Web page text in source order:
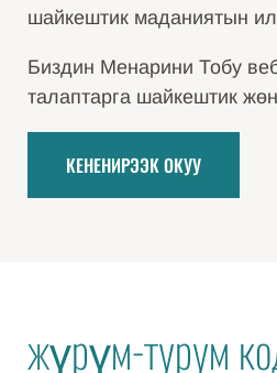
шайкештик маданиятын
Биздин Менарини Тобу
талаптарга шайкештик
КЕНЕНИРЭЭК ОКУУ
жүрүм-турум